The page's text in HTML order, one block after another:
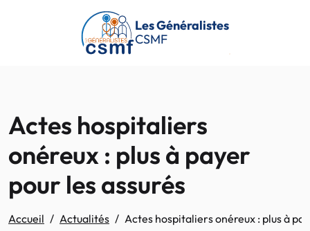
Passer au contenu principal
Les Généralistes
CSMF
Actes hospitaliers
onéreux : plus à payer
pour les assurés
Accueil Actualités Actes hospitaliers onéreux : plus à